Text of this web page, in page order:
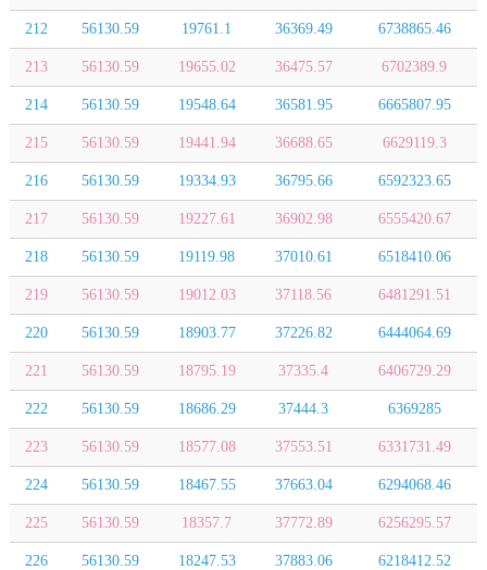
212 56130.59 19761.1 36369.49 6738865.46
213 56130.59 19655.02 36475.57 6702389.9
214 56130.59 19548.64 36581.95 6665807.95
215 56130.59 19441.94 36688.65 6629119.3
216 56130.59 19334.93 36795.66 6592323.65
217 56130.59 19227.61 36902.98 6555420.67
218 56130.59 19119.98 37010.61 6518410.06
219 56130.59 19012.03 37118.56 6481291.51
220 56130.59 18903.77 37226.82 6444064.69
221 56130.59 18795.19 37335.4 6406729.29
222 56130.59 18686.29 37444.3 6369285
223 56130.59 18577.08 37553.51 6331731.49
224 56130.59 18467.55 37663.04 6294068.46
225 56130.59 18357.7 37772.89 6256295.57
226 56130.59 18247.53 37883.06 6218412.52